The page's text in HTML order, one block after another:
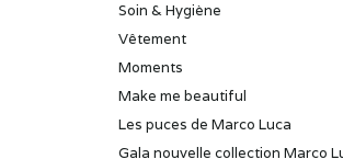
Soin & Hygiène
Vêtement
Moments
Make me beautiful
Les puces de Marco Luca
Gala nouvelle collection Marco